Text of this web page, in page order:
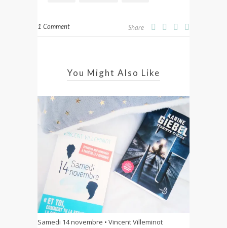
1 Comment Share
You Might Also Like
Samedi 14 novembre • Vincent Villeminot